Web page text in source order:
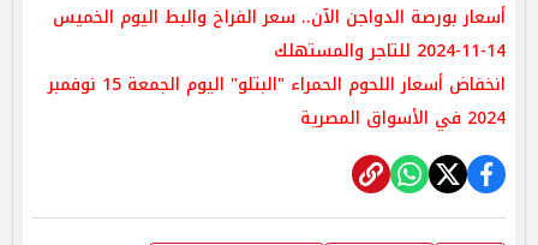
أسعار بورصة الدواجن الآن.. سعر الفراخ والبط اليوم الخميس
14-11-2024 للتاجر والمستهلك
انخفاض أسعار اللحوم الحمراء "البتلو" اليوم الجمعة 15 نوفمبر
2024 في الأسواق المصرية